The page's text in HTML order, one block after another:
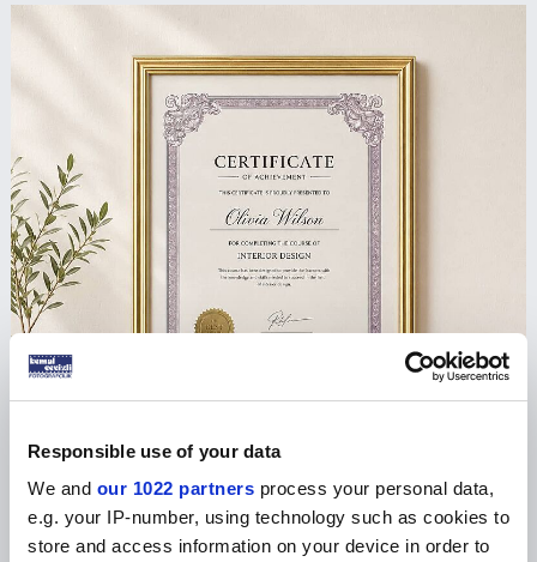
Responsible use of your data
We and our 1022 partners process your personal data,
e.g. your IP-number, using technology such as cookies to
store and access information on your device in order to